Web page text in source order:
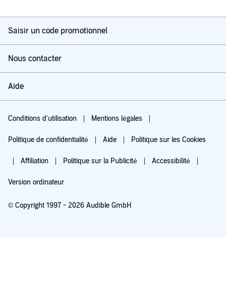
Saisir un code promotionnel
Nous contacter
Aide
Conditions d'utilisation Mentions légales
Politique de confidentialité Aide Politique sur les Cookies
Affiliation Politique sur la Publicité Accessibilité
Version ordinateur
© Copyright 1997 - 2026 Audible GmbH